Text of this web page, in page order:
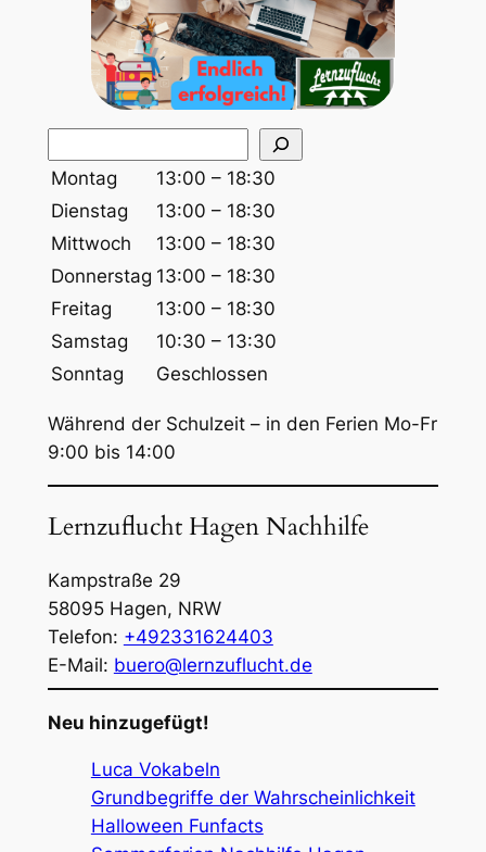
u
c
e
n
Montag
13:00 – 18:30
Dienstag
13:00 – 18:30
Mittwoch
13:00 – 18:30
Donnerstag 13:00 – 18:30
Freitag
13:00 – 18:30
Samstag
10:30 – 13:30
Sonntag
Geschlossen
Während der Schulzeit – in den Ferien Mo-Fr
9:00 bis 14:00
Lernzuflucht Hagen Nachhilfe
Kampstraße 29
58095Hagen, NRW
Telefon: +492331624403
E-Mail: buero@lernzuflucht.de
Neu hinzugefügt!
Luca Vokabeln
Grundbegriffe der Wahrscheinlichkeit
Halloween Funfacts